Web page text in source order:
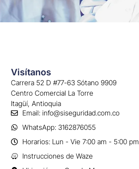
Visítanos
Carrera 52 D #77-63 Sótano 9909
Centro Comercial La Torre
Itagüí, Antioquia
Email: info@siseguridad.com.co
WhatsApp: 3162876055
Horarios: Lun - Vie 7:00 am - 5:00 pm
Instrucciones de Waze